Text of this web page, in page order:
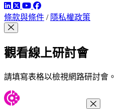
LinkedIn
TwitterYouTube
Facebook
條款與條件 / 隱私權政策
觀看線上研討會
請填寫表格以檢視網路研討會。